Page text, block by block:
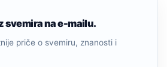
svemira na e-mailu.
priče o svemiru, znanosti i